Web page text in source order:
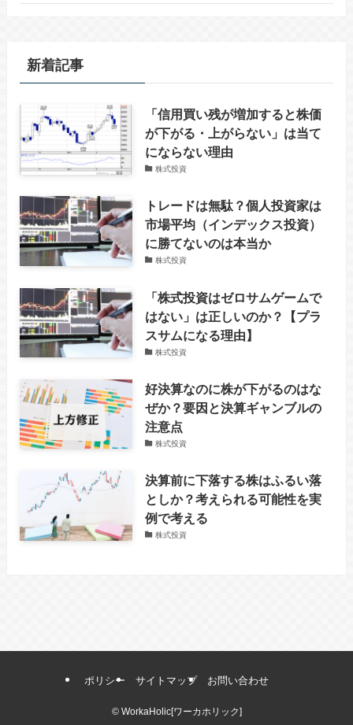
新着記事
「信用買い残が増加すると株価
が下がる・上がらない」は当て
にならない理由
株式投資
トレードは無駄？個人投資家は
市場平均（インデックス投資）
に勝てないのは本当か
株式投資
「株式投資はゼロサムゲームで
はない」は正しいのか？【プラ
スサムになる理由】
株式投資
好決算なのに株が下がるのはな
ぜか？要因と決算ギャンブルの
注意点
株式投資
決算前に下落する株はふるい落
としか？考えられる可能性を実
例で考える
株式投資
ポリシー サイトマップ お問い合わせ
©WorkaHolic[ワーカホリック]